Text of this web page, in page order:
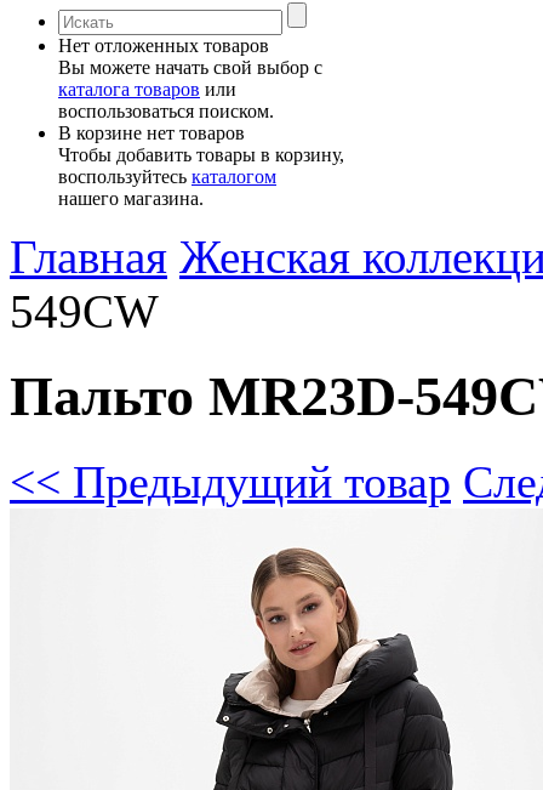
Нет отложенных товаров
Вы можете начать свой выбор с
каталога товаров или
воспользоваться поиском.
В корзине нет товаров
Чтобы добавить товары в корзину,
воспользуйтесь каталогом
нашего магазина.
Главная Женская
549CW
Пальто MR23D-
<< Предыдущий товар